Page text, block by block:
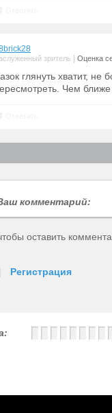
зритель Оценка
глянуть хватит,
Чем
комментарий:
оставить
Регистрация